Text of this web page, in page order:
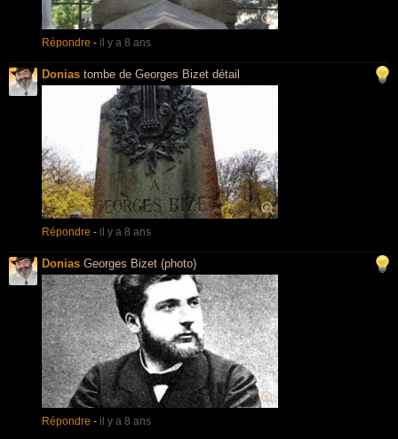
Répondre - il y a 8 ans
Donias tombe de Georges Bizet détail
Répondre - il y a 8 ans
Donias Georges Bizet (photo)
Répondre - il y a 8 ans